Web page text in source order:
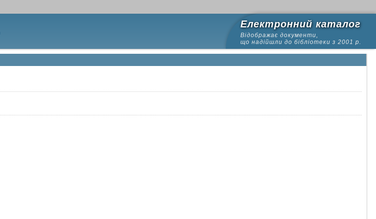
Електронний каталог
Відображає документи,
що надійшли до бібліотеки з 2001 р.